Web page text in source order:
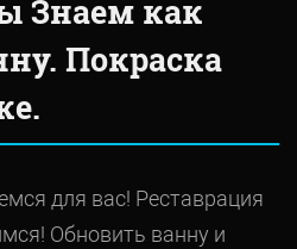
Знаем как
Покраска
для вас! Реставрация
Обновить ванну и